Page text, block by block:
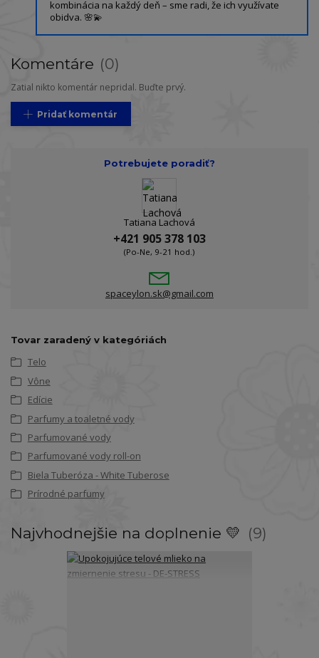
kombinácia na každý deň – sme radi, že ich využívate
obidva. 🌸💫
Komentáre 0
Zatial nikto komentár nepridal. Buďte prvý.
Pridať komentár
Potrebujete poradiť?
Tatiana Lachová
+421 905 378 103
(Po-Ne, 9-21 hod.)
spaceylon.sk@gmail.com
Tovar zaradený v kategóriách
Telo
Vône
Edície
Parfumy a toaletné vody
Parfumované vody
Parfumované vody roll-on
Biela Tuberóza - White Tuberose
Prírodné parfumy
Najvhodnejšie na doplnenie 💛 9